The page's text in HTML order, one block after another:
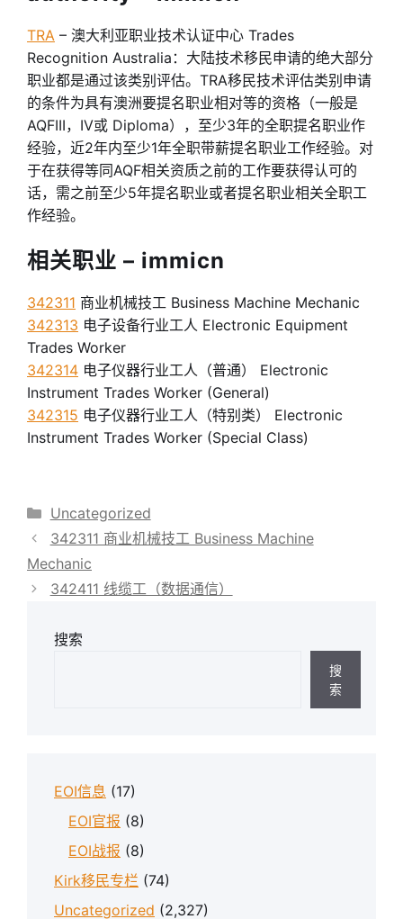
TRA – 澳大利亚职业技术认证中心 Trades
Recognition Australia：大陆技术移民申请的绝大部分
职业都是通过该类别评估。TRA移民技术评估类别申请
的条件为具有澳洲要提名职业相对等的资格（一般是
AQFIII，IV或 Diploma），至少3年的全职提名职业作
经验，近2年内至少1年全职带薪提名职业工作经验。对
于在获得等同AQF相关资质之前的工作要获得认可的
话，需之前至少5年提名职业或者提名职业相关全职工
作经验。
相关职业 – immicn
342311 商业机械技工 Business Machine Mechanic
342313 电子设备行业工人 Electronic Equipment
Trades Worker
342314 电子仪器行业工人（普通） Electronic
Instrument Trades Worker (General)
342315 电子仪器行业工人（特别类） Electronic
Instrument Trades Worker (Special Class)
分
类
Uncategorized
342311 商业机械技工 Business Machine
Mechanic
342411 线缆工（数据通信）
搜索
搜
索
EOI信息 (17)
EOI官报 (8)
EOI战报 (8)
Kirk移民专栏 (74)
Uncategorized (2,327)